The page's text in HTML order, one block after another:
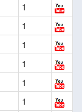
1
1
1
1
1
1